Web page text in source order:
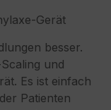
Gerät
besser.
und
Es ist einfach
Patienten